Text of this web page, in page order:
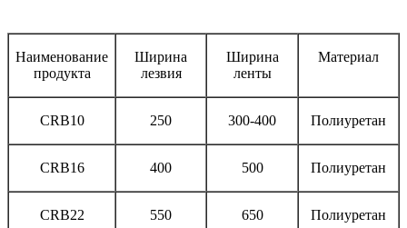
Наименование
продукта
Ширина
лезвия
Ширина
ленты
Материал
CRB10 250 300-400 Полиуретан
CRB16 400 500 Полиуретан
CRB22 550 650 Полиуретан